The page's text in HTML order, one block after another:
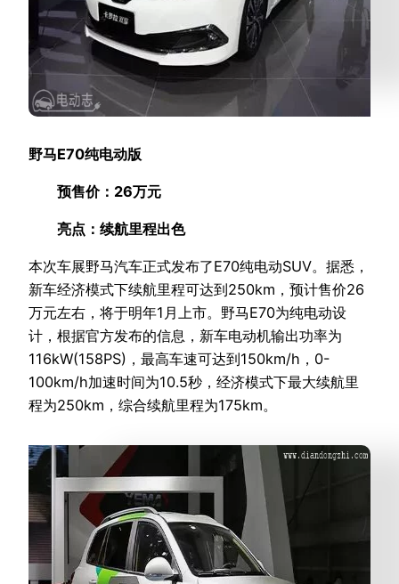
野马E70纯电动版
预售价：26万元
亮点：续航里程出色
本次车展野马汽车正式发布了E70纯电动SUV。据悉，
新车经济模式下续航里程可达到250km，预计售价26
万元左右，将于明年1月上市。野马E70为纯电动设
计，根据官方发布的信息，新车电动机输出功率为
116kW(158PS)，最高车速可达到150km/h，0-
100km/h加速时间为10.5秒，经济模式下最大续航里
程为250km，综合续航里程为175km。